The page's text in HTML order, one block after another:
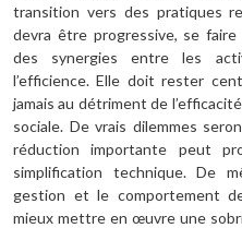
transition vers des pratiques
devra être progressive, se
des synergies entre les
l’efficience. Elle doit rester
jamais au détriment de
sociale. De vrais dilemmes
réduction importante peut
simplification technique. De
gestion et le comportement
mieux mettre en œuvre une